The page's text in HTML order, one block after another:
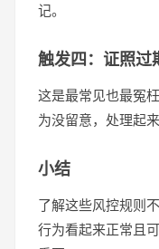
记。
触发四：证照过
这是最常见也最冤
为没留意，处理起
小结
了解这些风控规则
行为看起来正常且